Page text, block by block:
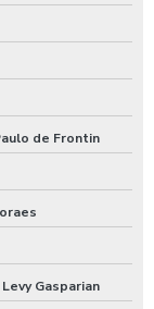
de Frontin
Gasparian